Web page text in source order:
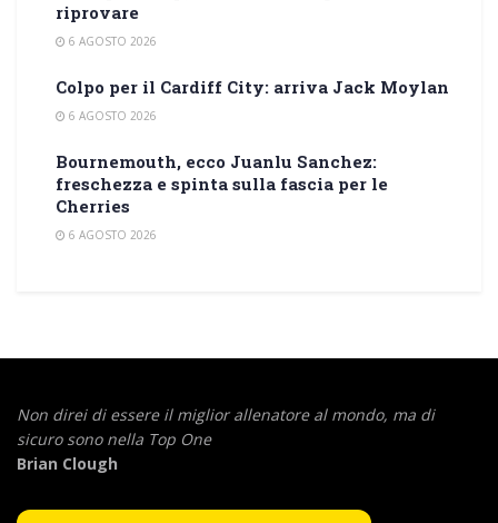
riprovare
6 AGOSTO 2026
Colpo per il Cardiff City: arriva Jack Moylan
6 AGOSTO 2026
Bournemouth, ecco Juanlu Sanchez:
freschezza e spinta sulla fascia per le
Cherries
6 AGOSTO 2026
Non direi di essere il miglior allenatore al mondo, ma di
sicuro sono nella Top One
Brian Clough